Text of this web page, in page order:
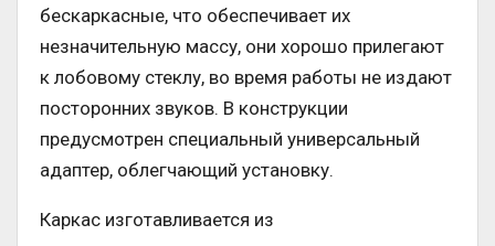
бескаркасные, что обеспечивает их
незначительную массу, они хорошо прилегают
к лобовому стеклу, во время работы не издают
посторонних звуков. В конструкции
предусмотрен специальный универсальный
адаптер, облегчающий установку.
Каркас изготавливается из